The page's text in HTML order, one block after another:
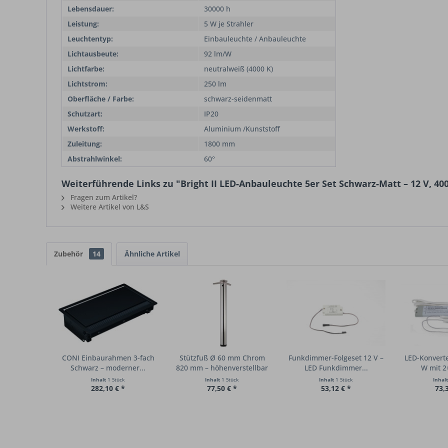
Lebensdauer:
30000 h
Leistung:
5 W je Strahler
Leuchtentyp:
Einbauleuchte / Anbauleuchte
Lichtausbeute:
92 lm/W
Lichtfarbe:
neutralweiß (4000 K)
Lichtstrom:
250 lm
Oberfläche / Farbe:
schwarz-seidenmatt
Schutzart:
IP20
Werkstoff:
Aluminium /Kunststoff
Zuleitung:
1800 mm
Abstrahlwinkel:
60°
Weiterführende Links zu "Bright II LED‑Anbauleuchte 5er Set Schwarz‑Matt – 12 V,
Fragen zum Artikel?
Weitere Artikel von L&S
Zubehör 14 Ähnliche Artikel
CONI Einbaurahmen 3-fach
Schwarz – moderner...
Inhalt 1 Stück
282,10 € *
Stützfuß Ø 60 mm Chrom
820 mm – höhenverstellbar
Inhalt 1 Stück
77,50 € *
Funkdimmer-Folgeset 12 V –
LED Funkdimmer...
Inhalt 1 Stück
53,12 € *
LED-
W mit
Inhalt